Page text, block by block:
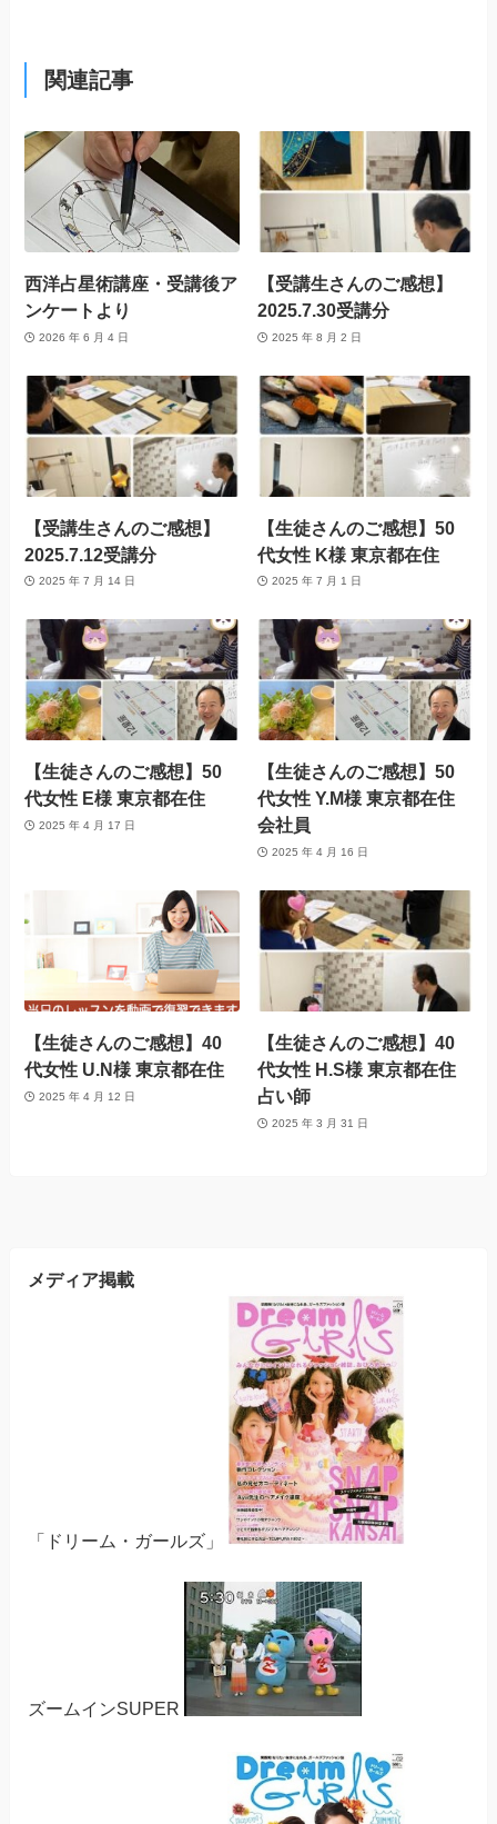
関連記事
西洋占星術講座・受講後ア
ンケートより
2026 年 6 月 4 日
【受講生さんのご感想】
2025.7.30受講分
2025 年 8 月 2 日
【受講生さんのご感想】
2025.7.12受講分
2025 年 7 月 14 日
【生徒さんのご感想】50
代女性 K様 東京都在住
2025 年 7 月 1 日
【生徒さんのご感想】50
代女性 E様 東京都在住
2025 年 4 月 17 日
【生徒さんのご感想】50
代女性 Y.M様 東京都在住
会社員
2025 年 4 月 16 日
【生徒さんのご感想】40
代女性 U.N様 東京都在住
2025 年 4 月 12 日
【生徒さんのご感想】40
代女性 H.S様 東京都在住
占い師
2025 年 3 月 31 日
メディア掲載
「ドリーム・ガールズ」
ズームインSUPER